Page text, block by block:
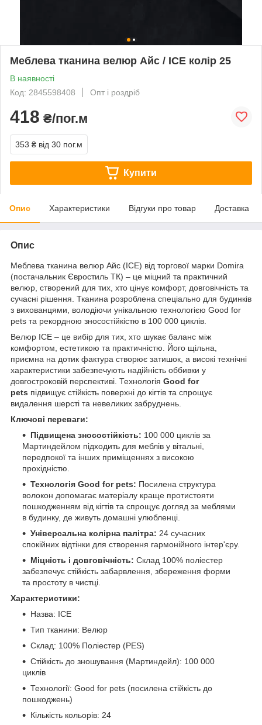
Меблева тканина велюр Айс / ICE колір 25
В наявності
Код: 2845598408
Опт і роздріб
418 ₴/пог.м
353 ₴ від 30 пог.м
Купити
Опис Характеристики Відгуки про товар Доставка
Опис
Меблева тканина велюр Айс (ICE) від торгової марки Domira
(постачальник Євростиль ТК) – це міцний та практичний
велюр, створений для тих, хто цінує комфорт, довговічність та
сучасні рішення. Тканина розроблена спеціально для будинків
з вихованцями, володіючи унікальною технологією Good for
pets та рекордною зносостійкістю в 100 000 циклів.
Велюр ICE – це вибір для тих, хто шукає баланс між
комфортом, естетикою та практичністю. Його щільна,
приємна на дотик фактура створює затишок, а високі технічні
характеристики забезпечують надійність оббивки у
довгостроковій перспективі. Технологія Good for
pets підвищує стійкість поверхні до кігтів та спрощує
видалення шерсті та невеликих забруднень.
Ключові переваги:
Підвищена зносостійкість: 100 000 циклів за
Мартиндейлом підходить для меблів у вітальні,
передпокої та інших приміщеннях з високою
прохідністю.
Технологія Good for pets: Посилена структура
волокон допомагає матеріалу краще протистояти
пошкодженням від кігтів та спрощує догляд за меблями
в будинку, де живуть домашні улюбленці.
Універсальна колірна палітра: 24 сучасних
спокійних відтінки для створення гармонійного інтер'єру.
Міцність і довговічність: Склад 100% поліестер
забезпечує стійкість забарвлення, збереження форми
та простоту в чистці.
Характеристики:
Назва: ICE
Тип тканини: Велюр
Склад: 100% Поліестер (PES)
Стійкість до зношування (Мартиндейл): 100 000
циклів
Технології: Good for pets (посилена стійкість до
пошкоджень)
Кількість кольорів: 24